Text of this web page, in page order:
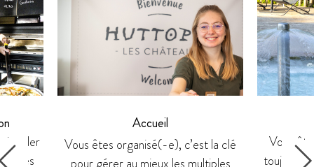
jongler
Accueil
Vous êtes organisé(-e), c’est la clé
Vous
toujours